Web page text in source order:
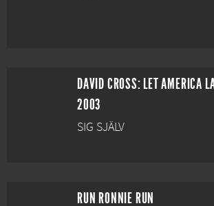
DAVID CROSS: LET AMERICA
2003
SIG SJÄLV
RUN RONNIE RUN